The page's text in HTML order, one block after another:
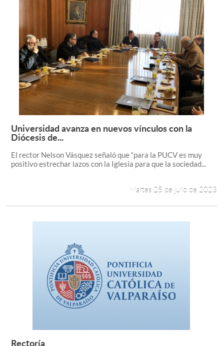
Leer más +
Universidad avanza en nuevos vínculos con la
Diócesis de...
El rector Nelson Vásquez señaló que “para la PUCV es muy
positivo estrechar lazos con la Iglesia para que la sociedad...
Martes 25 de julio de 2023
Rectoría